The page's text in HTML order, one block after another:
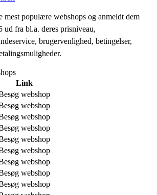
mest populære webshops og anmeldt dem
ud fra bl.a. deres prisniveau,
brugervenlighed, betingelser,
Link
webshop
webshop
webshop
webshop
webshop
webshop
webshop
webshop
webshop